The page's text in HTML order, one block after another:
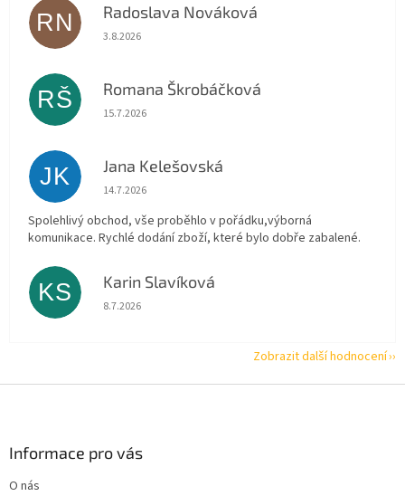
RN Radoslava Nováková
Hodnocení obchodu je 5 z 5 hvězdiček.
3.8.2026
RŠ Romana Škrobáčková
Hodnocení obchodu je 5 z 5 hvězdiček.
15.7.2026
JK Jana Kelešovská
Hodnocení obchodu je 5 z 5 hvězdiček.
14.7.2026
Spolehlivý obchod, vše proběhlo v pořádku,výborná
komunikace. Rychlé dodání zboží, které bylo dobře zabalené.
KS Karin Slavíková
Hodnocení obchodu je 5 z 5 hvězdiček.
8.7.2026
Zobrazit další hodnocení
Informace pro vás
O nás